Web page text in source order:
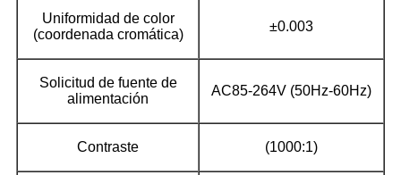
Uniformidad de color
(coordenada cromática)
±0.003
Solicitud de fuente de
alimentación
AC85-264V (50Hz-60Hz)
Contraste (1000:1)